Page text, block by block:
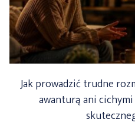
Jak prowadzić trudne
awanturą ani